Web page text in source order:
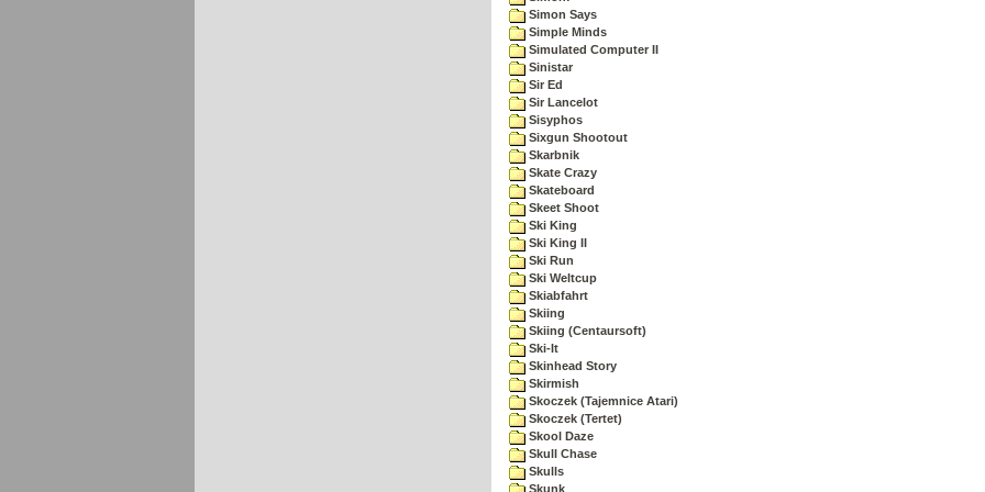
Simon Says
Simple Minds
Simulated Computer II
Sinistar
Sir Ed
Sir Lancelot
Sisyphos
Sixgun Shootout
Skarbnik
Skate Crazy
Skateboard
Skeet Shoot
Ski King
Ski King II
Ski Run
Ski Weltcup
Skiabfahrt
Skiing
Skiing (Centaursoft)
Ski-It
Skinhead Story
Skirmish
Skoczek (Tajemnice Atari)
Skoczek (Tertet)
Skool Daze
Skull Chase
Skulls
Skunk